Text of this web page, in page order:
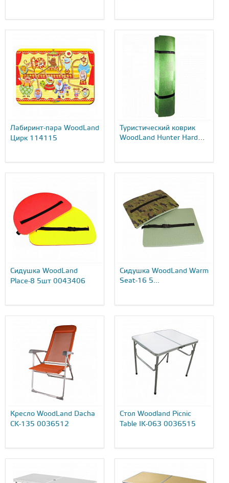
Лабиринт-пара WoodLand
Цирк 114115
Туристический коврик
WoodLand Hunter Hard
Сидушка WoodLand
Place-8 5шт 0043406
Сидушка WoodLand Warm
Seat-16 5...
Кресло WoodLand Dacha
CK-135 0036512
Стол Woodland Picnic
Table IK-063 0036515